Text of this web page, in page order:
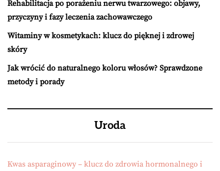
Rehabilitacja po porażeniu nerwu twarzowego: objawy,
przyczyny i fazy leczenia zachowawczego
Witaminy w kosmetykach: klucz do pięknej i zdrowej
skóry
Jak wrócić do naturalnego koloru włosów? Sprawdzone
metody i porady
Uroda
Kwas asparaginowy – klucz do zdrowia hormonalnego i